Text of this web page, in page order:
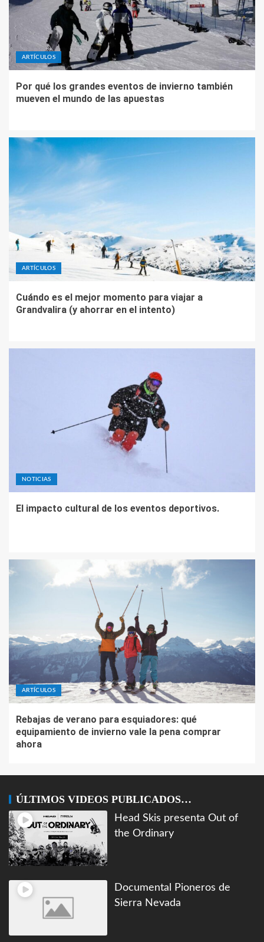
ARTÍCULOS
Por qué los grandes eventos de invierno también
mueven el mundo de las apuestas
ARTÍCULOS
Cuándo es el mejor momento para viajar a
Grandvalira (y ahorrar en el intento)
NOTICIAS
El impacto cultural de los eventos deportivos.
ARTÍCULOS
Rebajas de verano para esquiadores: qué
equipamiento de invierno vale la pena comprar
ahora
ÚLTIMOS VIDEOS PUBLICADOS…
Head Skis presenta Out of
the Ordinary
Documental Pioneros de
Sierra Nevada